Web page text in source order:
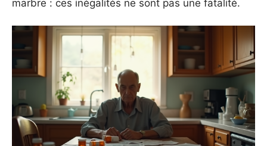
marbre : ces inégalités ne sont pas une fatalité.